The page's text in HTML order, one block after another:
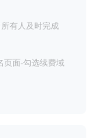
有人及时完成
页面-勾选续费域